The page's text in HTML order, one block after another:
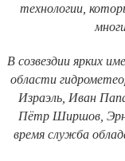
технологии,
В созвездии ярких
области
Израэль, Иван
Пётр Ширшов,
время служба